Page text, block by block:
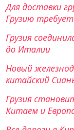
Для доставки
Грузию
Грузия
до Италии
Новый
китайский
Грузия
Китаем и